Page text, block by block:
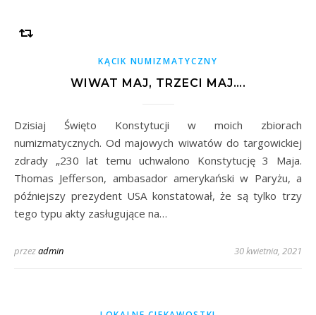
KĄCIK NUMIZMATYCZNY
WIWAT MAJ, TRZECI MAJ….
Dzisiaj Święto Konstytucji w moich zbiorach
numizmatycznych. Od majowych wiwatów do targowickiej
zdrady „230 lat temu uchwalono Konstytucję 3 Maja.
Thomas Jefferson, ambasador amerykański w Paryżu, a
późniejszy prezydent USA konstatował, że są tylko trzy
tego typu akty zasługujące na…
przezadmin 30 kwietnia, 2021